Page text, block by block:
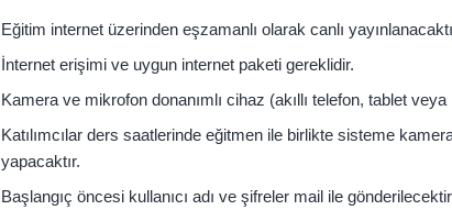
Eğitim internet üzerinden eşzamanlı olarak canlı
İnternet erişimi ve uygun internet paketi gereklidir.
Kamera ve mikrofon donanımlı cihaz (akıllı telefon, tablet
Katılımcılar ders saatlerinde eğitmen ile birlikte sisteme
yapacaktır.
Başlangıç öncesi kullanıcı adı ve şifreler mail ile